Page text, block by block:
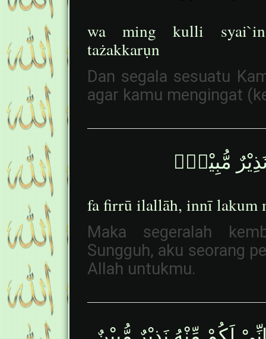
wa ming kulli syai`in
tażakkarụn
Dan segala sesuatu
agar kamu mengingat
نَذِيْرٌ مُّبِيْنٌۚ
fa firrū ilallāh, innī lakum
Maka segeralah
Sungguh, aku seorang
Allah untukmu.